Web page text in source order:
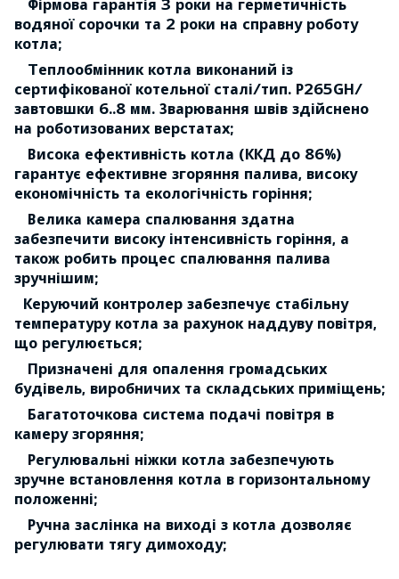
Фірмова гарантія 3 роки на герметичність
водяної сорочки та 2 роки на справну роботу
котла;
Теплообмінник котла виконаний із
сертифікованої котельної сталі/тип. P265GH/
завтовшки 6..8 мм. Зварювання швів здійснено
на роботизованих верстатах;
Висока ефективність котла (ККД до 86%)
гарантує ефективне згоряння палива, високу
економічність та екологічність горіння;
Велика камера спалювання здатна
забезпечити високу інтенсивність горіння, а
також робить процес спалювання палива
зручнішим;
Керуючий контролер забезпечує стабільну
температуру котла за рахунок наддуву повітря,
що регулюється;
Призначені для опалення громадських
будівель, виробничих та складських приміщень;
Багатоточкова система подачі повітря в
камеру згоряння;
Регулювальні ніжки котла забезпечують
зручне встановлення котла в горизонтальному
положенні;
Ручна заслінка на виході з котла дозволяє
регулювати тягу димоходу;